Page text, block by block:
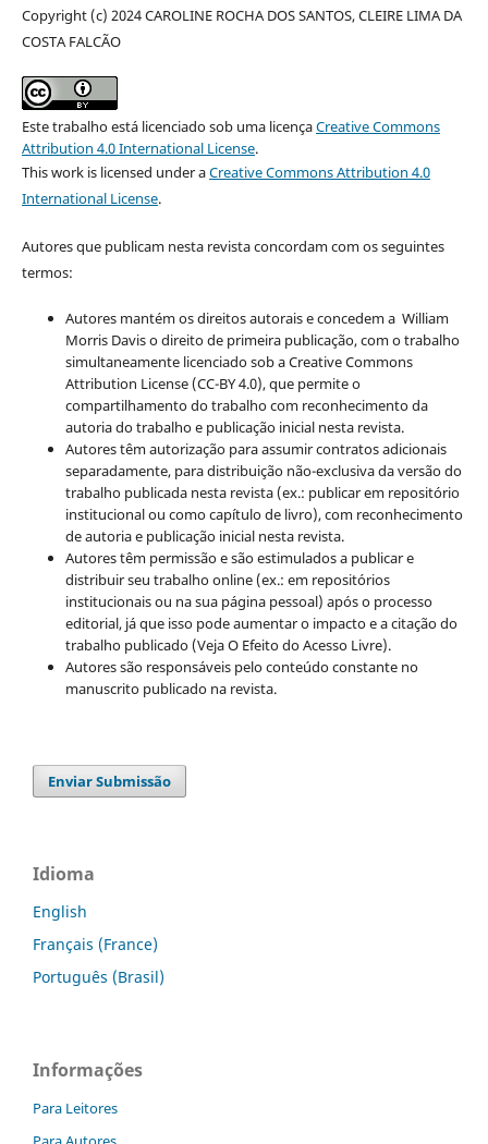
Copyright (c) 2024 CAROLINE ROCHA DOS SANTOS, CLEIRE LIMA DA
COSTA FALCÃO
Este trabalho está licenciado sob uma licençaCreative Commons
Attribution 4.0 International License.
This work is licensed under aCreative Commons Attribution 4.0
International License.
Autores que publicam nesta revista concordam com os seguintes
termos:
Autores mantém os direitos autorais e concedem a William
Morris Davis o direito de primeira publicação, com o trabalho
simultaneamente licenciado sob a Creative Commons
Attribution License (CC-BY 4.0), que permite o
compartilhamento do trabalho com reconhecimento da
autoria do trabalho e publicação inicial nesta revista.
Autores têm autorização para assumir contratos adicionais
separadamente, para distribuição não-exclusiva da versão do
trabalho publicada nesta revista (ex.: publicar em repositório
institucional ou como capítulo de livro), com reconhecimento
de autoria e publicação inicial nesta revista.
Autores têm permissão e são estimulados a publicar e
distribuir seu trabalho online (ex.: em repositórios
institucionais ou na sua página pessoal) após o processo
editorial, já que isso pode aumentar o impacto e a citação do
trabalho publicado (Veja O Efeito do Acesso Livre).
Autores são responsáveis pelo conteúdo constante no
manuscrito publicado na revista.
Enviar Submissão
Idioma
English
Français (France)
Português (Brasil)
Informações
Para Leitores